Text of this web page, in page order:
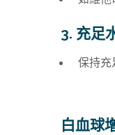
3. 充足
保持充
白血球